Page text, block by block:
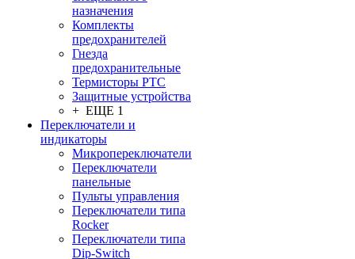
назначения
Комплекты
предохранителей
Гнезда
предохранительные
Термисторы PTC
Защитные устройства
+ ЕЩЕ 1
Переключатели и
индикаторы
Микропереключатели
Переключатели
панельные
Пульты управления
Переключатели типа
Rocker
Переключатели типа
Dip-Switch